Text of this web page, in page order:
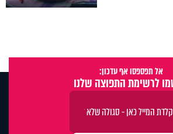
אל תפספסו אף עדכון:
לרשימת התפוצה שלנו